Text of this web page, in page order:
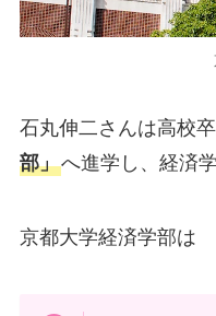
石丸伸二さんは高校
部」へ進学し、経済
京都大学経済学部は